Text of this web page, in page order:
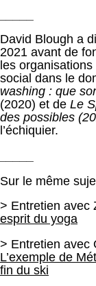
David Blough a
2021 avant de
les
social dans le
washing : que
(2020) et de Le
des possibles
l’échiquier.
Sur le même
> Entretien avec
esprit du yoga
> Entretien avec
L’exemple de
fin du ski